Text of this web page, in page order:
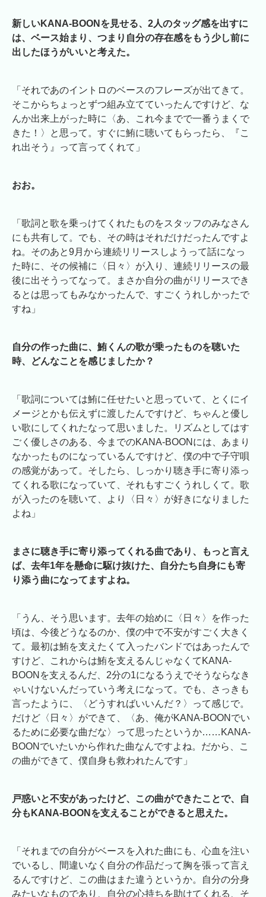
新しいKANA-BOONを見せる、2人のタッグ感を出すに
は、ベース始まり、つまり自分の存在感をもう少し前に
出したほうがいいと考えた。
「それであのイントロのベースのフレーズが出てきて。
そこからちょっとずつ組み立てていったんですけど、な
んか出来上がった時に〈あ、これ今までで一番うまくで
きた！〉と思って。すぐに鮪に聴いてもらったら、『こ
れ出そう』って言ってくれて」
おお。
「歌詞と歌を乗っけてくれたものをスタッフのみなさん
にも共有して。でも、その時はそれだけだったんですよ
ね。そのあと9月から連続リリースしようって話になっ
た時に、その候補に〈日々〉が入り、連続リリースの最
後に出そうってなって。まさか自分の曲がリリースでき
るとは思ってもみなかったんで、すごくうれしかったで
すね」
自分の作った曲に、鮪くんの歌が乗ったものを聴いた
時、どんなことを感じましたか？
「歌詞については鮪に任せたいと思っていて、とくにイ
メージとかも伝えずに渡したんですけど、ちゃんと優し
い歌にしてくれたなって思いました。リズムとしてはす
ごく優しさのある、今までのKANA-BOONには、あまり
なかったものになっているんですけど、僕の中で子守唄
の感覚があって。そしたら、しっかり聴き手に寄り添っ
てくれる歌になっていて、それもすごくうれしくて。歌
が入ったのを聴いて、より〈日々〉が好きになりました
よね」
まさに聴き手に寄り添ってくれる曲であり、もっと言え
ば、去年1年を懸命に駆け抜けた、自分たち自身にも寄
り添う曲になってますよね。
「うん、そう思います。去年の始めに〈日々〉を作った
頃は、今後どうなるのか、僕の中で不安がすごく大きく
て。最初は鮪を支えたくて入ったバンドではあったんで
すけど、これからは鮪を支えるんじゃなくてKANA-
BOONを支えるんだ、2分の1になるうえでそうならなき
ゃいけないんだっていう考えになって。でも、さっきも
言ったように、〈どうすればいいんだ？〉って感じで。
だけど〈日々〉ができて、〈あ、俺がKANA-BOONでい
るために必要な曲だな〉って思ったというか……KANA-
BOONでいたいから作れた曲なんですよね。だから、こ
の曲ができて、僕自身も救われたんです」
戸惑いと不安があったけど、この曲ができたことで、自
分もKANA-BOONを支えることができると思えた。
「それまでの自分がベースを入れた曲にも、心血を注い
でいるし、間違いなく自分の作品だって胸を張って言え
るんですけど、この曲はまた違うというか。自分の分身
みたいなものであり、自分の心持ちを助けてくれる、そ